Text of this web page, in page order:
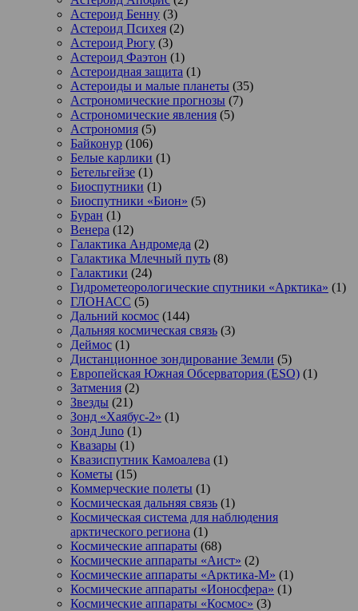
Астероид Бенну (3)
Астероид Психея (2)
Астероид Рюгу (3)
Астероид Фаэтон (1)
Астероидная защита (1)
Астероиды и малые планеты (35)
Астрономические прогнозы (7)
Астрономические явления (5)
Астрономия (5)
Байконур (106)
Белые карлики (1)
Бетельгейзе (1)
Биоспутники (1)
Биоспутники «Бион» (5)
Буран (1)
Венера (12)
Галактика Андромеда (2)
Галактика Млечный путь (8)
Галактики (24)
Гидрометеорологические спутники «Арктика» (1)
ГЛОНАСС (5)
Дальний космос (144)
Дальняя космическая связь (3)
Деймос (1)
Дистанционное зондирование Земли (5)
Европейская Южная Обсерватория (ESO) (1)
Затмения (2)
Звезды (21)
Зонд «Хаябус-2» (1)
Зонд Juno (1)
Квазары (1)
Квазиспутник Камоалева (1)
Кометы (15)
Коммерческие полеты (1)
Космическая дальняя связь (1)
Космическая система для наблюдения
арктического региона (1)
Космические аппараты (68)
Космические аппараты «Аист» (2)
Космические аппараты «Арктика-М» (1)
Космические аппараты «Ионосфера» (1)
Космические аппараты «Космос» (3)